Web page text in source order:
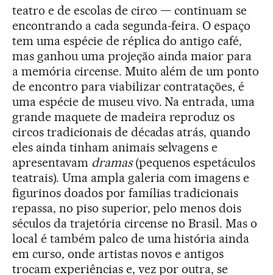
teatro e de escolas de circo — continuam se
encontrando a cada segunda-feira. O espaço
tem uma espécie de réplica do antigo café,
mas ganhou uma projeção ainda maior para
a memória circense. Muito além de um ponto
de encontro para viabilizar contratações, é
uma espécie de museu vivo. Na entrada, uma
grande maquete de madeira reproduz os
circos tradicionais de décadas atrás, quando
eles ainda tinham animais selvagens e
apresentavam dramas(pequenos espetáculos
teatrais). Uma ampla galeria com imagens e
figurinos doados por famílias tradicionais
repassa, no piso superior, pelo menos dois
séculos da trajetória circense no Brasil. Mas o
local é também palco de uma história ainda
em curso, onde artistas novos e antigos
trocam experiências e, vez por outra, se